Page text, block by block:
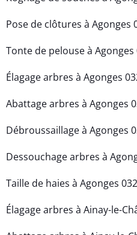
Pose de clôtures à Agonges
Tonte de pelouse à Agonges
Élagage arbres à Agonges
Abattage arbres à Agonges
Débroussaillage à Agonges
Dessouchage arbres à
Taille de haies à Agonges
Élagage arbres à Ainay-le-